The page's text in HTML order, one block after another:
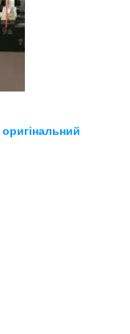
оригінальний